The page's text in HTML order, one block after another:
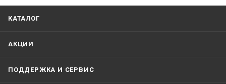
КАТАЛОГ
АКЦИИ
ПОДДЕРЖКА И СЕРВИС